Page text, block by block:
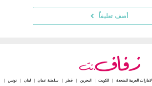
أضف تعليقاً
الامارات العربية المتحدة الكويت البحرين قطر سلطنة عمان لبنان تونس